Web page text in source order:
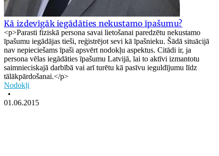
Kā izdevīgāk iegādāties nekustamo īpašumu?
<p>Parasti fiziskā persona savai lietošanai paredzētu nekustamo
īpašumu iegādājas tieši, reģistrējot sevi kā īpašnieku. Šādā situācijā
nav nepieciešams īpaši apsvērt nodokļu aspektus. Citādi ir, ja
persona vēlas iegādāties īpašumu Latvijā, lai to aktīvi izmantotu
saimnieciskajā darbībā vai arī turētu kā pasīvu ieguldījumu līdz
tālākpārdošanai.</p>
Nodokļi
•
01.06.2015